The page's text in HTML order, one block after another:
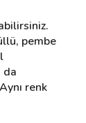
pembe
da
renk